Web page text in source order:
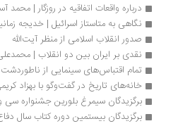
درباره واقعات اتفاقیه در روزگار | محمد آسیابانی
نگاهی به متاستاز اسرائیل | خدیجه زمانیان
صدور انقلاب اسلامی از منظر آیت‌الله
نقدی بر ایران بین دو انقلاب | محمدعلی غیبی
تمام اقتباس‌های سینمایی از ناطوردشت |
خانه‌های تاریخ در گفت‌وگو با بهزاد کریمی
برگزیدگان سیمرغ بلورین جشنواره سی و هشتم
برگزیدگان بیستمین دوره کتاب سال